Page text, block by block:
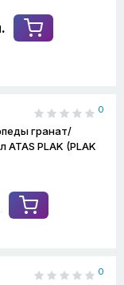
0
гранат/
PLAK (PLAK
0